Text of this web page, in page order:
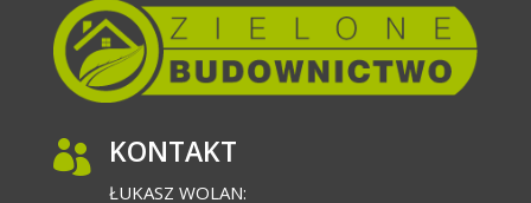
 KONTAKT
ŁUKASZ WOLAN: